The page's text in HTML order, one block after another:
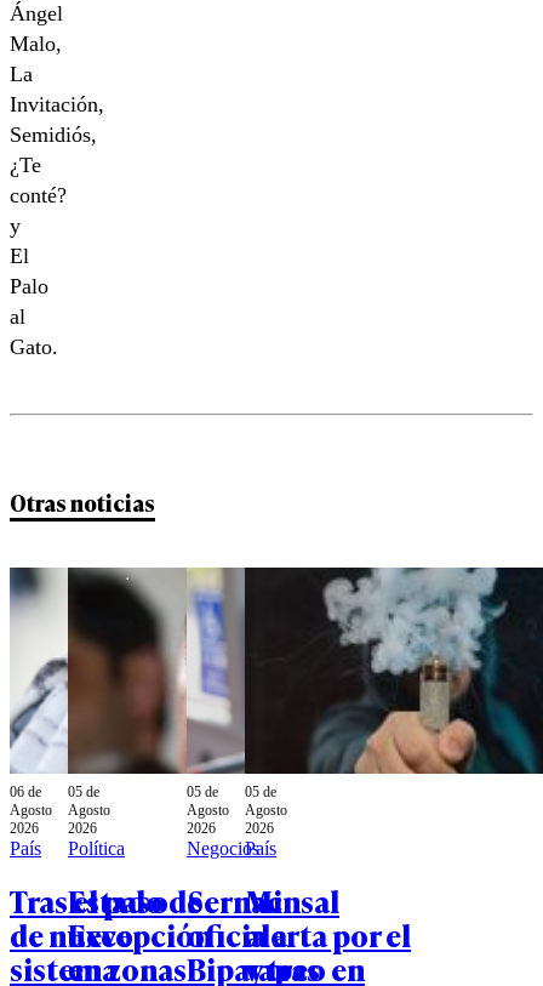
Ángel
Malo,
La
Invitación,
Semidiós,
¿Te
conté?
y
El
Palo
al
Gato.
Otras noticias
06 de
Agosto
2026
País
Tras el paso
de nuevo
sistema
05 de
Agosto
2026
Política
Estado de
Excepción
en zonas
05 de
Agosto
2026
Negocios
Sernac
oficia a
Bipay tras
05 de
Agosto
2026
País
Minsal
alerta por el
vapeo en